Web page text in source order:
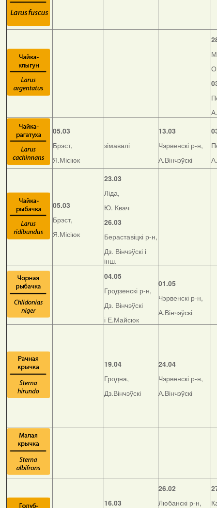
05.03
Брэст,
Я.Місіюк
зімавалі
13.03
Чэрвенскі р-н,
А.Вінчэўскі
05.03
Брэст,
Я.Місіюк
23.03
Ліда,
Ю. Квач
26.03
Бераставіцкі р-н,
Дз. Вінчэўскі і
інш.
04.05
Гродзенскі р-н,
Дз. Вінчэўскі
і Е.Майсюк
01.05
Чэрвенскі р-н,
А.Вінчэўскі
19.04
Гродна,
Дз.Вінчэўскі
24.04
Чэрвенскі р-н,
А.Вінчэўскі
16.03
26.02
Любанскі р-н,